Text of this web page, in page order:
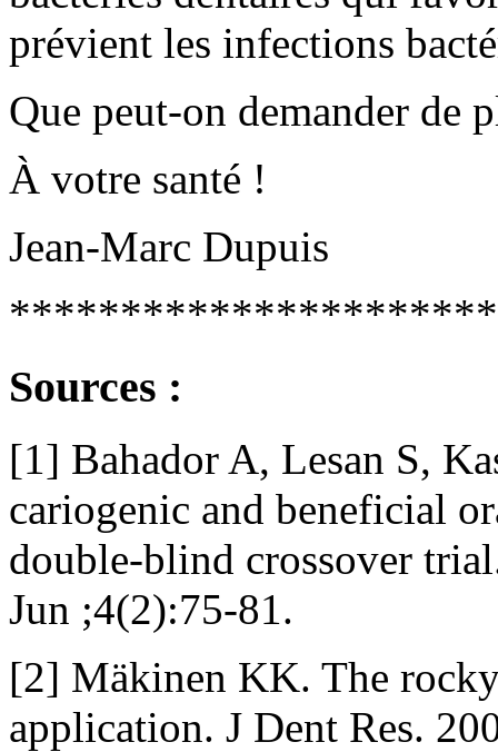
prévient les infections
Que peut-on demander de
À votre santé !
Jean-Marc Dupuis
Sources :
[1] Bahador A, Lesan S,
cariogenic and beneficial
double-blind crossover
Jun ;4(2):75-81.
[2] Mäkinen KK. The
application. J Dent Res.